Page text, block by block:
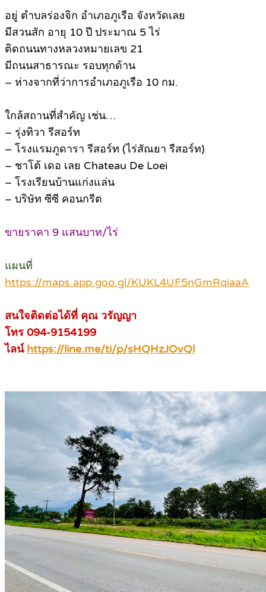
อยู่ ตำบลร่องจิก อำเภอภูเรือ จังหวัดเลย
มีสวนสัก อายุ 10 ปี ประมาณ 5 ไร่
ติดถนนทางหลวงหมายเลข 21
มีถนนสาธารณะ รอบทุกด้าน
– ห่างจากที่ว่าการอำเภอภูเรือ 10 กม.
ใกล้สถานที่สำคัญ เช่น…
– รุ่งทิวา รีสอร์ท
– โรงแรมภูดารา รีสอร์ท (ไร่สัณยา รีสอร์ท)
– ชาโต้ เดอ เลย Chateau De Loei
– โรงเรียนบ้านแก่งแล่น
– บริษัท ซีซี คอนกรีต
ขายราคา 9 แสนบาท/ไร่
แผนที่
https://maps.app.goo.gl/KUKL4UF5nGmRqiaaA
สนใจติดต่อได้ที่ คุณ วรัญญา
โทร 094-9154199
ไลน์ https://line.me/ti/p/sHQHzJOvQl